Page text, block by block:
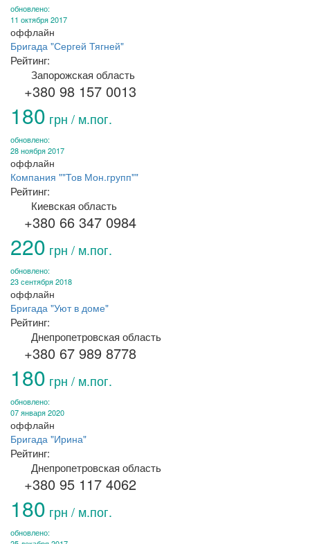
обновлено:
11 октября 2017
оффлайн
Бригада "Сергей Тягней"
Рейтинг:
Запорожская область
+380 98 157 0013
180 грн / м.пог.
обновлено:
28 ноября 2017
оффлайн
Компания ""Тов Мон.групп""
Рейтинг:
Киевская область
+380 66 347 0984
220 грн / м.пог.
обновлено:
23 сентября 2018
оффлайн
Бригада "Уют в доме"
Рейтинг:
Днепропетровская область
+380 67 989 8778
180 грн / м.пог.
обновлено:
07 января 2020
оффлайн
Бригада "Ирина"
Рейтинг:
Днепропетровская область
+380 95 117 4062
180 грн / м.пог.
обновлено: